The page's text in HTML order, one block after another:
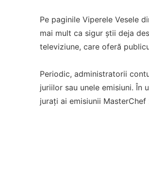
Pe paginile Viperele Vesele
mai mult ca sigur știi deja
televiziune, care oferă
Periodic, administratorii
juriilor sau unele emisiuni.
jurați ai emisiunii MasterChef